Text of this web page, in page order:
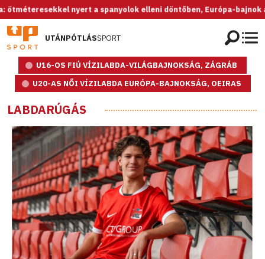
nyert a spanyolok elleni döntőben, Európa-bajnok az U20-
UTÁNPÓTLÁSSPORT
U16-OS FIÚ VÍZILABDA-VILÁGBAJNOKSÁG, ZÁGRÁB
U20-AS NŐI VÍZILABDA EURÓPA-BAJNOKSÁG, OEIRAS
LABDARÚGÁS